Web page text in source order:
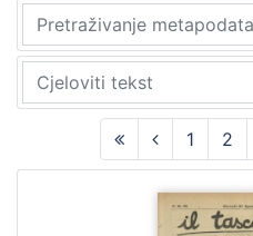
Godina
1941
4
1942
102
1 2